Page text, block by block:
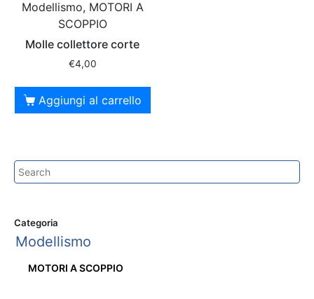
Modellismo, MOTORI A
SCOPPIO
Molle collettore corte
€4,00
Aggiungi al carrello
Categoria
Modellismo
MOTORI A SCOPPIO